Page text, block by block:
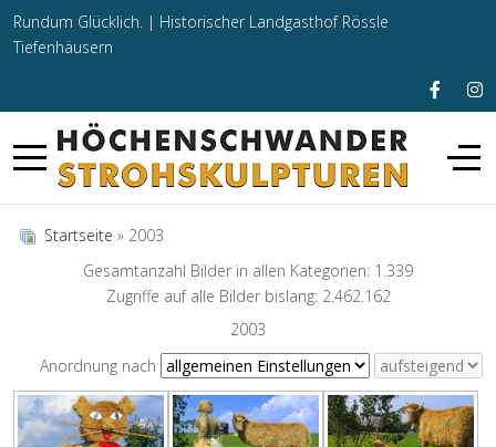
Rundum Glücklich. | Historischer Landgasthof Rössle
Tiefenhäusern
Startseite » 2003
Gesamtanzahl Bilder in allen Kategorien: 1.339
Zugriffe auf alle Bilder bislang: 2.462.162
2003
Anordnung nach